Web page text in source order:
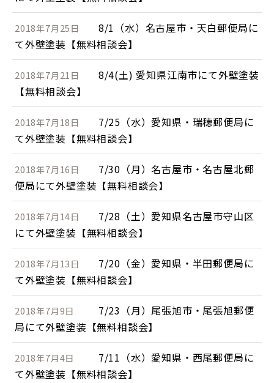
2018年7月25日
8/1（水）名古屋市・天白郵便局に
て外壁塗装【無料相談会】
2018年7月21日
8/4(土) 愛知県江南市にて外壁塗装
【無料相談会】
2018年7月18日
7/25（水）愛知県・瑞穂郵便局に
て外壁塗装【無料相談会】
2018年7月16日
7/30（月）名古屋市・名古屋北郵
便局にて外壁塗装【無料相談会】
2018年7月14日
7/28（土）愛知県名古屋市守山区
にて外壁塗装【無料相談会】
2018年7月13日
7/20（金）愛知県・半田郵便局に
て外壁塗装【無料相談会】
2018年7月9日
7/23（月）尾張旭市・尾張旭郵便
局にて外壁塗装【無料相談会】
2018年7月4日
7/11（水）愛知県・西尾郵便局に
て外壁塗装【無料相談会】